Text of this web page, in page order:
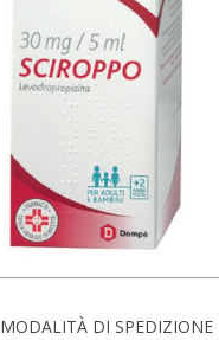
MODALITÀ DI SPEDIZIONE